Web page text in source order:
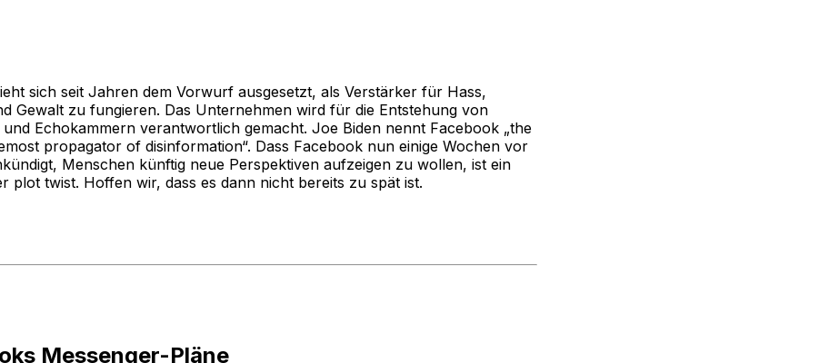
sich seit Jahren dem Vorwurf ausgesetzt, als Verstärker für Hass,
Gewalt zu fungieren. Das Unternehmen wird für die Entstehung von
und Echokammern verantwortlich gemacht. Joe Biden nennt Facebook „the
propagator of disinformation“. Dass Facebook nun einige Wochen vor
Menschen künftig neue Perspektiven aufzeigen zu wollen, ist ein
plot twist. Hoffen wir, dass es dann nicht bereits zu spät ist.
Messenger-Pläne